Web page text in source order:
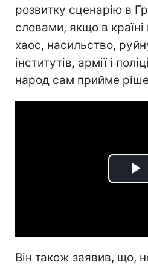
розвитку сценарію в
словами, якщо в
хаос, насильство,
інститутів, армії і
народ сам прийме
Він також заявив, що,